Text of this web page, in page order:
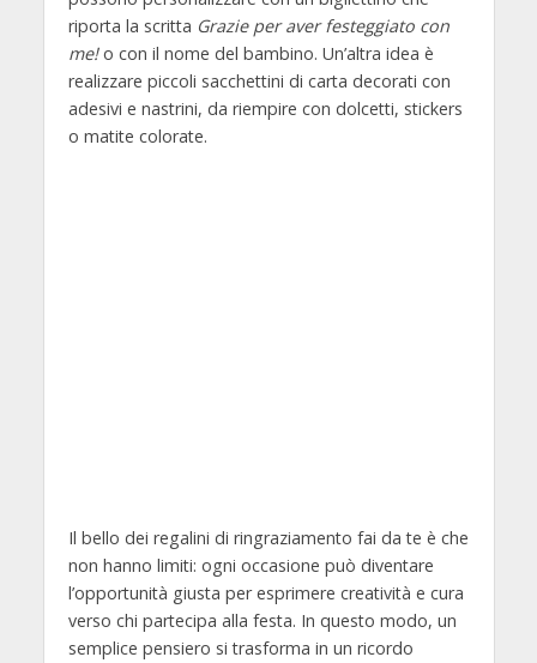
riporta la scritta Grazie per aver festeggiato con
me!o con il nome del bambino. Un’altra idea è
realizzare piccoli sacchettini di carta decorati con
adesivi e nastrini, da riempire con dolcetti, stickers
o matite colorate.
Il bello dei regalini di ringraziamento fai da te è che
non hanno limiti: ogni occasione può diventare
l’opportunità giusta per esprimere creatività e cura
verso chi partecipa alla festa. In questo modo, un
semplice pensiero si trasforma in un ricordo